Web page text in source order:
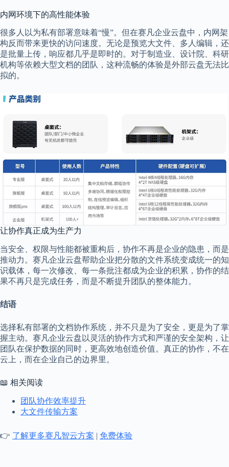
内网环境下的高性能体验
很多人以为私有部署意味着“慢”。但在赛凡企业云盘中，内网架
构反而带来更快的访问速度。无论是预览大文件、多人编辑，还
是批量上传，响应都几乎是即时的。对于制造业、设计院、科研
机构等依赖大型文档的团队，这种流畅的体验是外部云盘无法比
拟的。
让协作真正成为生产力
当安全、权限与性能都被重构后，协作不再是企业的隐患，而是
推动力。赛凡企业云盘帮助企业把分散的文件系统变成统一的知
识载体，每一次修改、每一条批注都成为企业的积累，协作的结
果不再只是完成任务，而是不断提升团队的整体能力。
结语
选择私有部署的文档协作系统，并不只是为了安全，更是为了掌
握主动。赛凡企业云盘以灵活的协作方式和严谨的安全架构，让
团队在保护数据的同时，更高效地创造价值。真正的协作，不在
云上，而在企业自己的边界里。
📖 相关阅读
团队协作效率提升
大文件传输方案
👉 了解更多赛凡智云方案 | 免费体验